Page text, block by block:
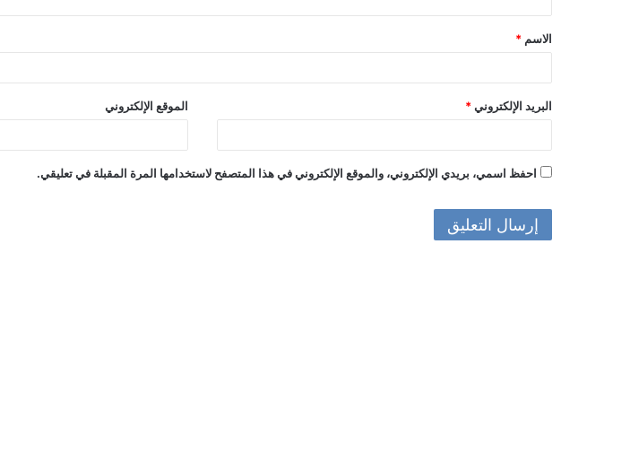
ق
*
الاسم *
البريد الإلكتروني * الموقع الإلكتروني
احفظ اسمي، بريدي الإلكتروني، والموقع الإلكتروني في هذا المتصفح لاستخدامها المرة المقبلة في تعليقي.